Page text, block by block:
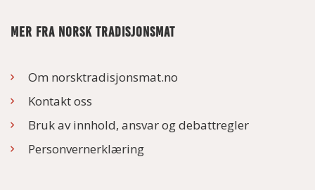
MER FRA NORSK TRADISJONSMAT
Om norsktradisjonsmat.no
Kontakt oss
Bruk av innhold, ansvar og debattregler
Personvernerklæring